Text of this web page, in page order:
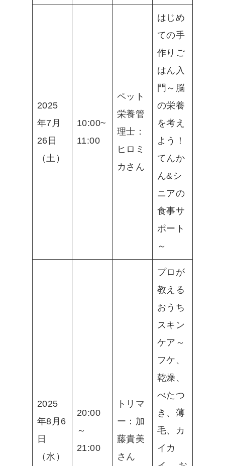
2025
年7月
26日
（土）
10:00~
11:00
ペット
栄養管
理士：
ヒロミ
カさん
はじめ
ての手
作りご
はん入
門～脳
の栄養
を考え
よう！
てんか
ん&シ
ニアの
食事サ
ポート
～
2025
年8月6
日
（水）
20:00
～
21:00
トリマ
ー：加
藤貴美
さん
プロが
教える
おうち
スキン
ケア～
フケ、
乾燥、
べたつ
き、薄
毛、カ
イカ